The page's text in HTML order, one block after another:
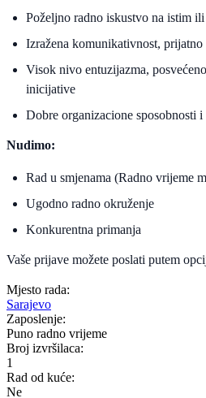
Poželjno radno iskustvo na istim
Izražena komunikativnost,
Visok nivo entuzijazma,
inicijative
Dobre organizacione sposobnosti i
Nudimo:
Rad u smjenama (Radno vrijeme
Ugodno radno okruženje
Konkurentna primanja
Vaše prijave možete poslati putem
Mjesto rada:
Sarajevo
Zaposlenje:
Puno radno vrijeme
Broj izvršilaca:
1
Rad od kuće:
Ne